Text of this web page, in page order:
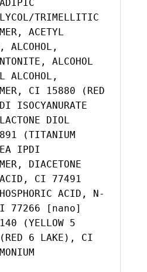
TRIMELLITIC
ACETYL
ALCOHOL,
ALCOHOL
ALCOHOL,
CI 15880 (RED
ISOCYANURATE
DIOL
(TITANIUM
IPDI
DIACETONE
ACID, CI 77491
ACID, N-
77266 [nano]
(YELLOW 5
6 LAKE), CI